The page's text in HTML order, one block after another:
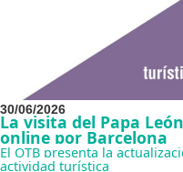
30/06/2026
La visita del Papa
online por Barcelona
El OTB presenta la
actividad turística